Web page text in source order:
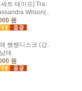
세트 테이프] Tra..
Wilson(..
원
쌩쌩디스코 (강..
매
원